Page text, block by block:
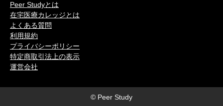
Peer Studyとは
在宅医療カレッジとは
よくある質問
利用規約
プライバシーポリシー
特定商取引法上の表示
運営会社
© Peer Study